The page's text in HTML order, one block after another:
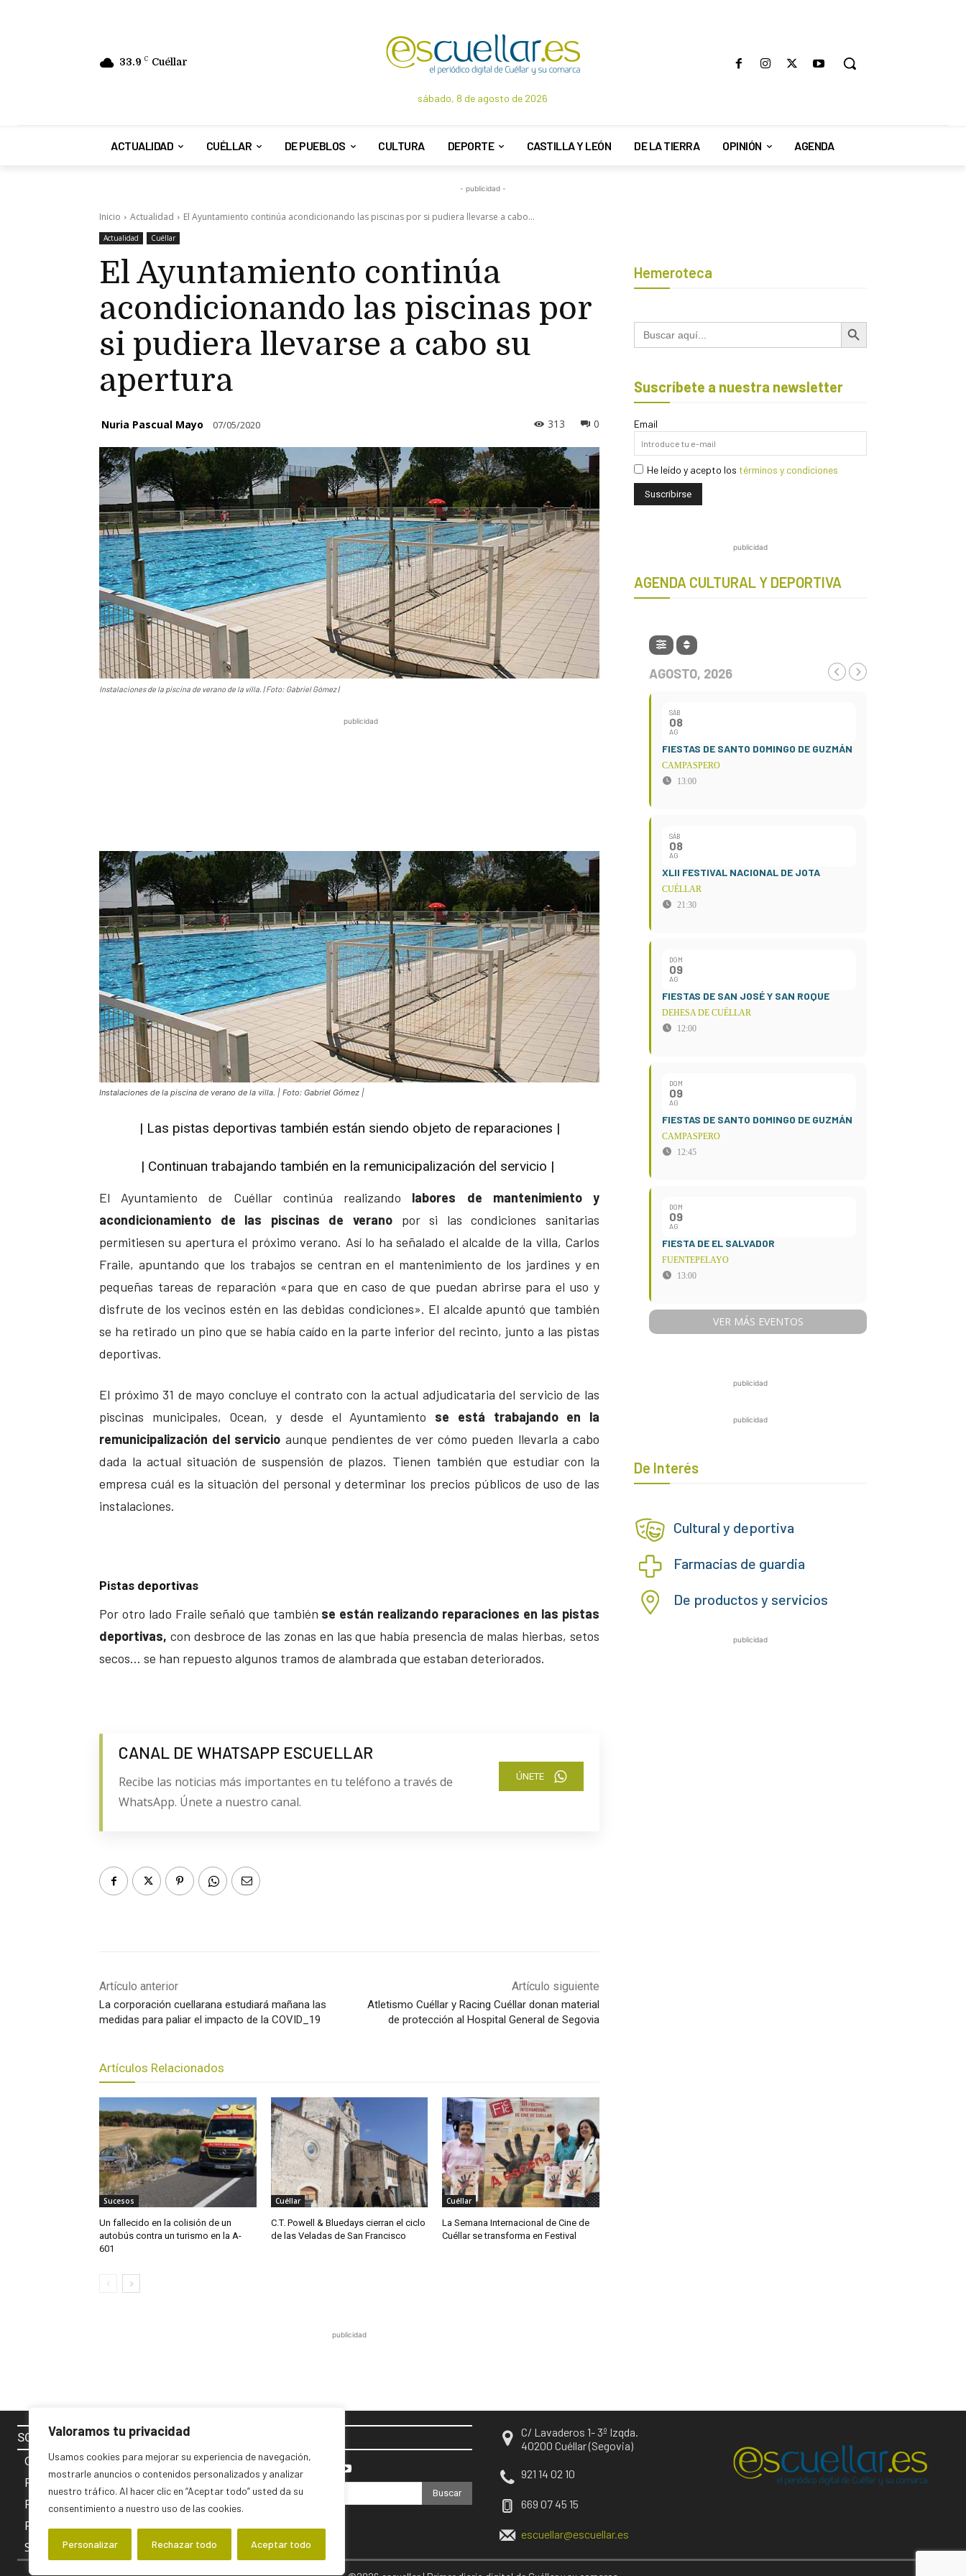
Valoramos tu privacidad
Usamos cookies para mejorar su experiencia de navegación,
mostrarle anuncios o contenidos personalizados y analizar
nuestro tráfico. Al hacer clic en “Aceptar todo” usted da su
consentimiento a nuestro uso de las cookies.
Personalizar Rechazar todo Aceptar todo
33.9 C Cuéllar
sábado, 8 de agosto de 2026
ACTUALIDAD CUÉLLAR DE PUEBLOS CULTURA DEPORTE CASTILLA Y LEÓN DE LA TIERRA OPINIÓN AGENDA
- publicidad -
Inicio Actualidad El Ayuntamiento continúa acondicionando las piscinas por si pudiera llevarse a cabo...
Actualidad Cuéllar
El Ayuntamiento continúa
acondicionando las piscinas por
si pudiera llevarse a cabo su
apertura
Nuria Pascual Mayo 07/05/2020 0
313
Instalaciones de la piscina de verano de la villa. | Foto: Gabriel Gómez |
publicidad
Instalaciones de la piscina de verano de la villa. | Foto: Gabriel Gómez |
| Las pistas deportivas también están siendo objeto de reparaciones |
| Continuan trabajando también en la remunicipalización del servicio |
El Ayuntamiento de Cuéllar continúa realizando labores de mantenimiento y
acondicionamiento de las piscinas de verano por si las condiciones sanitarias
permitiesen su apertura el próximo verano. Así lo ha señalado el alcalde de la villa, Carlos
Fraile, apuntando que los trabajos se centran en el mantenimiento de los jardines y en
pequeñas tareas de reparación «para que en caso de que puedan abrirse para el uso y
disfrute de los vecinos estén en las debidas condiciones». El alcalde apuntó que también
se ha retirado un pino que se había caído en la parte inferior del recinto, junto a las pistas
deportivas.
El próximo 31 de mayo concluye el contrato con la actual adjudicataria del servicio de las
piscinas municipales, Ocean, y desde el Ayuntamiento se está trabajando en la
remunicipalización del servicio aunque pendientes de ver cómo pueden llevarla a cabo
dada la actual situación de suspensión de plazos. Tienen también que estudiar con la
empresa cuál es la situación del personal y determinar los precios públicos de uso de las
instalaciones.
Pistas deportivas
Por otro lado Fraile señaló que también se están realizando reparaciones en las pistas
deportivas, con desbroce de las zonas en las que había presencia de malas hierbas, setos
secos… se han repuesto algunos tramos de alambrada que estaban deteriorados.
CANAL DE WHATSAPP ESCUELLAR
Recibe las noticias más importantes en tu teléfono a través de
WhatsApp. Únete a nuestro canal.
ÚNETE
Artículo anterior
La corporación cuellarana estudiará mañana las
medidas para paliar el impacto de la COVID_19
Artículo siguiente
Atletismo Cuéllar y Racing Cuéllar donan material
de protección al Hospital General de Segovia
Artículos Relacionados
Sucesos
Un fallecido en la colisión de un
autobús contra un turismo en la A-
601
Cuéllar
C.T. Powell & Bluedays cierran el ciclo
de las Veladas de San Francisco
Cuéllar
La Semana Internacional de Cine de
Cuéllar se transforma en Festival
publicidad
Hemeroteca
Buscar: Botón de búsqueda
Suscríbete a nuestra newsletter
Email
He leído y acepto los términos y condiciones
publicidad
AGENDA CULTURAL Y DEPORTIVA
AGOSTO, 2026
SÁB
08
AG
FIESTAS DE SANTO DOMINGO DE GUZMÁN
CAMPASPERO
13:00
SÁB
08
AG
XLII FESTIVAL NACIONAL DE JOTA
CUÉLLAR
21:30
DOM
09
AG
FIESTAS DE SAN JOSÉ Y SAN ROQUE
DEHESA DE CUÉLLAR
12:00
DOM
09
AG
FIESTAS DE SANTO DOMINGO DE GUZMÁN
CAMPASPERO
12:45
DOM
09
AG
FIESTA DE EL SALVADOR
FUENTEPELAYO
13:00
VER MÁS EVENTOS
publicidad
publicidad
De Interés
Cultural y deportiva
Farmacias de guardia
De productos y servicios
publicidad
SOBRE NOSOTROS
Contacto
Política de cookies
Privacidad y Aviso Legal
PUBLICIDAD
Sobre nosotros
Buscar
C/ Lavaderos 1- 3º Izqda.
40200 Cuéllar (Segovia)
921 14 02 10
669 07 45 15
escuellar@escuellar.es